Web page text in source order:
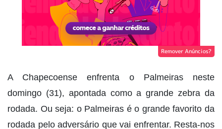
Remover Anúncios?
A Chapecoense enfrenta o Palmeiras neste
domingo (31), apontada como a grande zebra da
rodada. Ou seja: o Palmeiras é o grande favorito da
rodada pelo adversário que vai enfrentar. Resta-nos